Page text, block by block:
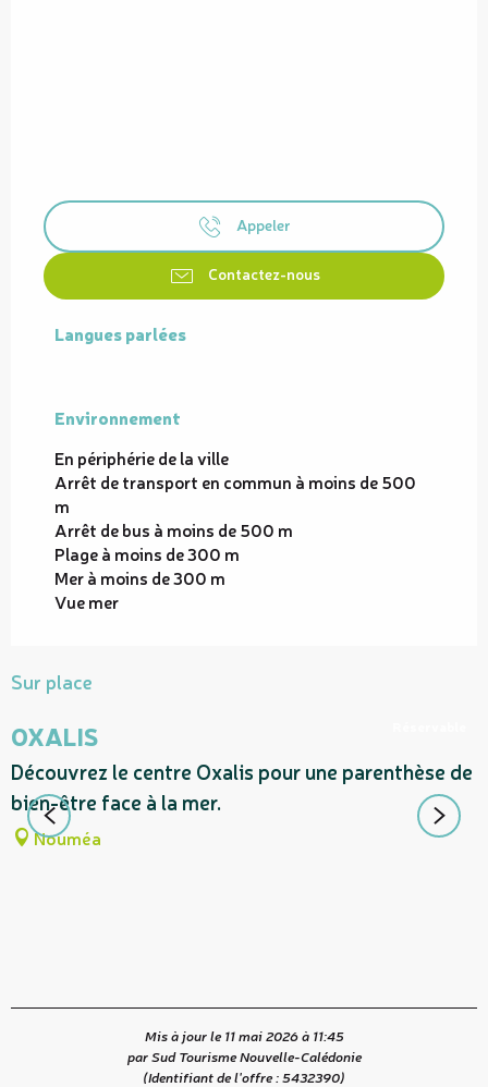
Appeler
Contactez-nous
Langues parlées
Langues parlées
Environnement
Environnement
En périphérie de la ville
Arrêt de transport en commun à moins de 500
m
Arrêt de bus à moins de 500 m
Plage à moins de 300 m
Mer à moins de 300 m
Vue mer
Sur place
OXALIS
Découvrez le centre Oxalis pour une parenthèse de
bien-être face à la mer.
Nouméa
Mis à jour le 11 mai 2026 à 11:45
par Sud Tourisme Nouvelle-Calédonie
(Identifiant de l'offre :5432390)